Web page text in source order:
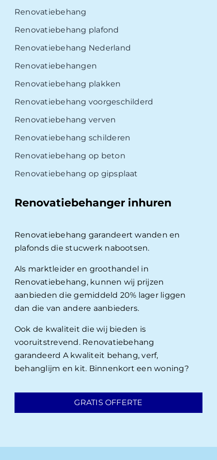
Renovatiebehang
Renovatiebehang plafond
Renovatiebehang Nederland
Renovatiebehangen
Renovatiebehang plakken
Renovatiebehang voorgeschilderd
Renovatiebehang verven
Renovatiebehang schilderen
Renovatiebehang op beton
Renovatiebehang op gipsplaat
Renovatiebehanger inhuren
Renovatiebehang garandeert wanden en
plafonds die stucwerk nabootsen.
Als marktleider en groothandel in
Renovatiebehang, kunnen wij prijzen
aanbieden die gemiddeld 20% lager liggen
dan die van andere aanbieders.
Ook de kwaliteit die wij bieden is
vooruitstrevend. Renovatiebehang
garandeerd A kwaliteit behang, verf,
behanglijm en kit. Binnenkort een woning?
GRATIS OFFERTE